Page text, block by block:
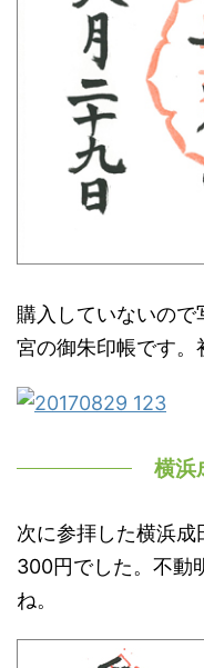
購入していないの
宮の御朱印帳です。
横浜
次に参拝した横浜成
300円でした。不動
ね。